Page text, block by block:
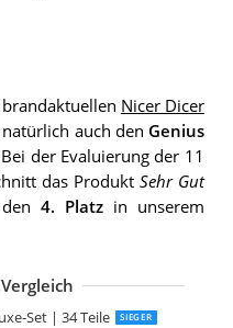
Nicer Dicer
auch den Genius
der Evaluierung der 11
das Produkt Sehr Gut
4. Platzin unserem
Set | 34 Teile SIEGER
Nicer Dicer Fusion Julietti | 34
Nicer Dicer Smart | 13 Teile
Nicer Dicer Fusion Smart
| Nicer Dicer Magic Cube -
Nicer Dicer Quick | 7 Teile
Nicer Dicer Smart | 5 Teile